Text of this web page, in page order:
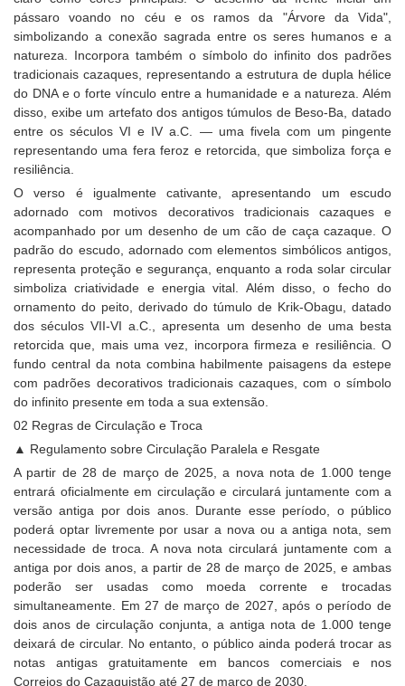
pássaro voando no céu e os ramos da "Árvore da Vida",
simbolizando a conexão sagrada entre os seres humanos e a
natureza. Incorpora também o símbolo do infinito dos padrões
tradicionais cazaques, representando a estrutura de dupla hélice
do DNA e o forte vínculo entre a humanidade e a natureza. Além
disso, exibe um artefato dos antigos túmulos de Beso-Ba, datado
entre os séculos VI e IV a.C. — uma fivela com um pingente
representando uma fera feroz e retorcida, que simboliza força e
resiliência.
O verso é igualmente cativante, apresentando um escudo
adornado com motivos decorativos tradicionais cazaques e
acompanhado por um desenho de um cão de caça cazaque. O
padrão do escudo, adornado com elementos simbólicos antigos,
representa proteção e segurança, enquanto a roda solar circular
simboliza criatividade e energia vital. Além disso, o fecho do
ornamento do peito, derivado do túmulo de Krik-Obagu, datado
dos séculos VII-VI a.C., apresenta um desenho de uma besta
retorcida que, mais uma vez, incorpora firmeza e resiliência. O
fundo central da nota combina habilmente paisagens da estepe
com padrões decorativos tradicionais cazaques, com o símbolo
do infinito presente em toda a sua extensão.
02 Regras de Circulação e Troca
▲ Regulamento sobre Circulação Paralela e Resgate
A partir de 28 de março de 2025, a nova nota de 1.000 tenge
entrará oficialmente em circulação e circulará juntamente com a
versão antiga por dois anos. Durante esse período, o público
poderá optar livremente por usar a nova ou a antiga nota, sem
necessidade de troca. A nova nota circulará juntamente com a
antiga por dois anos, a partir de 28 de março de 2025, e ambas
poderão ser usadas como moeda corrente e trocadas
simultaneamente. Em 27 de março de 2027, após o período de
dois anos de circulação conjunta, a antiga nota de 1.000 tenge
deixará de circular. No entanto, o público ainda poderá trocar as
notas antigas gratuitamente em bancos comerciais e nos
Correios do Cazaquistão até 27 de março de 2030.